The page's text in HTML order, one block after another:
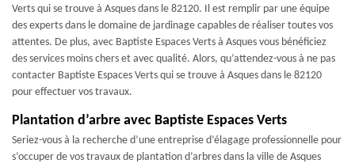
Verts qui se trouve à Asques dans le 82120. Il est remplir par une équipe
des experts dans le domaine de jardinage capables de réaliser toutes vos
attentes. De plus, avec Baptiste Espaces Verts à Asques vous bénéficiez
des services moins chers et avec qualité. Alors, qu’attendez-vous à ne pas
contacter Baptiste Espaces Verts qui se trouve à Asques dans le 82120
pour effectuer vos travaux.
Plantation d’arbre avec Baptiste Espaces Verts
Seriez-vous à la recherche d’une entreprise d’élagage professionnelle pour
s’occuper de vos travaux de plantation d’arbres dans la ville de Asques